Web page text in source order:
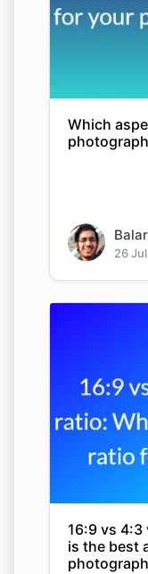
Which
26
16:9 vs
is the best